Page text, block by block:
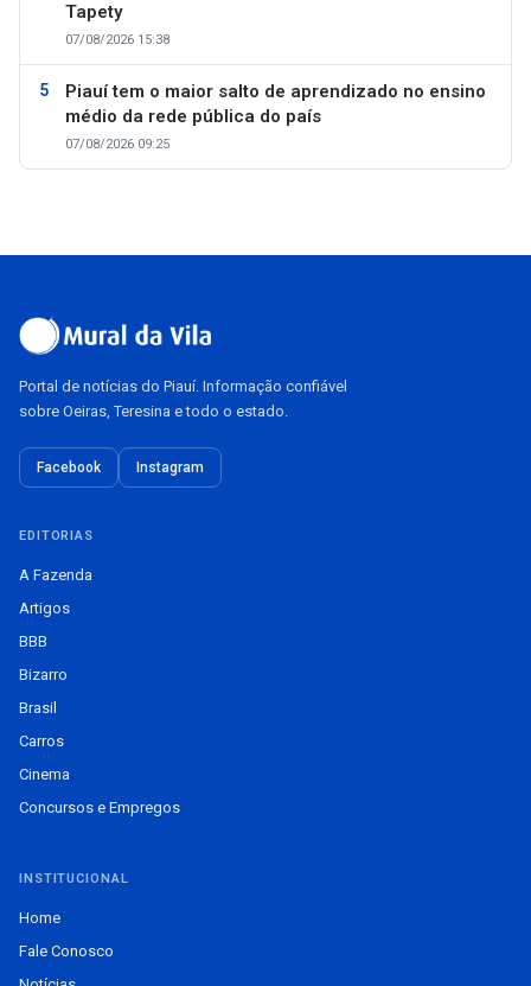
Tapety
07/08/2026 15:38
Piauí tem o maior salto de aprendizado no ensino
médio da rede pública do país
07/08/2026 09:25
Portal de notícias do Piauí. Informação confiável
sobre Oeiras, Teresina e todo o estado.
Facebook Instagram
EDITORIAS
A Fazenda
Artigos
BBB
Bizarro
Brasil
Carros
Cinema
Concursos e Empregos
INSTITUCIONAL
Home
Fale Conosco